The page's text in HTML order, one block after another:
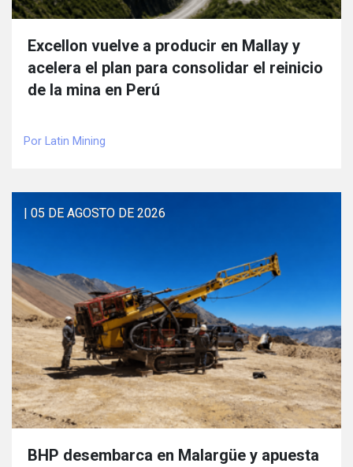
Excellon vuelve a producir en Mallay y
acelera el plan para consolidar el reinicio
de la mina en Perú
Por Latin Mining
| 05 DE AGOSTO DE 2026
BHP desembarca en Malargüe y apuesta